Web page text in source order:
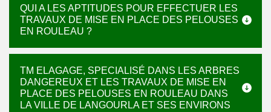
QUI A LES APTITUDES POUR EFFECTUER LES
TRAVAUX DE MISE EN PLACE DES PELOUSES
EN ROULEAU ?
TM ELAGAGE, SPECIALISÉ DANS LES ARBRES
DANGEREUX ET LES TRAVAUX DE MISE EN
PLACE DES PELOUSES EN ROULEAU DANS
LA VILLE DE LANGOURLA ET SES ENVIRONS